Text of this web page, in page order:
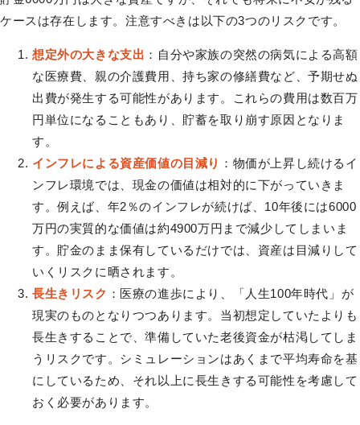
ケースは存在します。注意すべきは以下の3つのリスクです。
想定外の大きな支出 ：自分や家族の突然の病気による高額
な医療費、親の介護費用、持ち家の修繕費など、予期せぬ
出費が発生する可能性があります。これらの費用は数百万
円単位になることもあり、貯蓄を取り崩す原因となりま
す。
インフレによる資産価値の目減り ：物価が上昇し続けるイ
ンフレ環境では、現金の価値は相対的に下がっていきま
す。例えば、年2％のインフレが続けば、10年後には6000
万円の実質的な価値は約4900万円まで減少してしまいま
す。貯金のまま保有しているだけでは、資産は目減りして
いくリスクに晒されます。
長生きリスク ：医療の進歩により、「人生100年時代」が
現実のものとなりつつあります。当初想定していたよりも
長生きすることで、準備していた老後資金が枯渇してしま
うリスクです。シミュレーションはあくまで平均寿命を基
にしているため、それ以上に長生きする可能性を考慮して
おく必要があります。